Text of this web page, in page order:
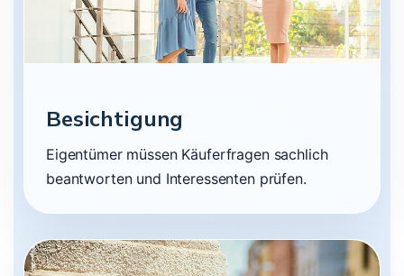
Besichtigung
Eigentümer müssen Käuferfragen sachlich
beantworten und Interessenten prüfen.